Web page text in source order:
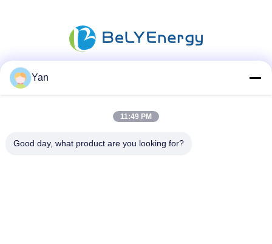
빠른 연락
Yan
11:49 PM
Good day, what product are you looking for?